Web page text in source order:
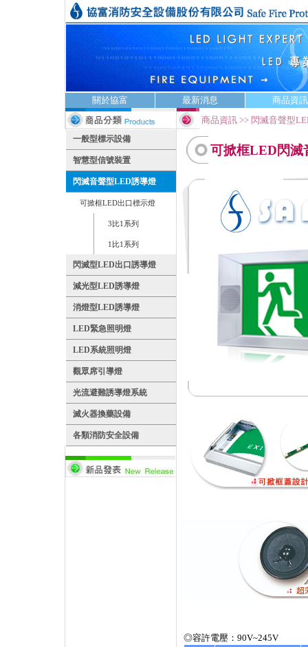
關於協富 最新消息 商品資訊
一般型標示設備
智慧型信號裝置
閃滅音聲型LED誘導燈
可掀框LED出口標示燈
3比1系列
1比1系列
閃滅型LED出口誘導燈
減光型LED誘導燈
消燈型LED誘導燈
LED緊急照明燈
LED系統照明燈
觀眾席引導燈
光流避難誘導燈系統
滅火器換藥設備
各類消防安全設備
商品資訊 >> 閃滅音聲型
可掀框LED閃滅
◎容許電壓：90V~245V